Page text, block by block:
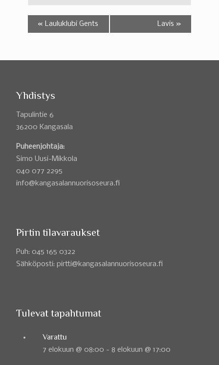
« Lauluklubi Gents Lavis »
Yhdistys
Tapulintie 6
36200 Kangasala
Puheenjohtaja:
Simo Uusi-Mikkola
040 077 2295
info@kangasalannuorisoseura.fi
Pirtin tilavaraukset
Puh: 045 165 0322
Sähköposti: pirtti@kangasalannuorisoseura.fi
Tulevat tapahtumat
Varattu
7 elokuun @ 08:00 - 8 elokuun @ 17:00